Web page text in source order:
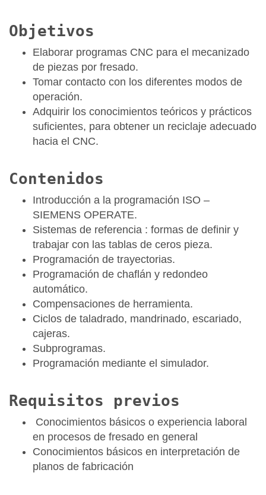
Objetivos
Elaborar programas CNC para el mecanizado
de piezas por fresado.
Tomar contacto con los diferentes modos de
operación.
Adquirir los conocimientos teóricos y prácticos
suficientes, para obtener un reciclaje adecuado
hacia el CNC.
Contenidos
Introducción a la programación ISO –
SIEMENS OPERATE.
Sistemas de referencia : formas de definir y
trabajar con las tablas de ceros pieza.
Programación de trayectorias.
Programación de chaflán y redondeo
automático.
Compensaciones de herramienta.
Ciclos de taladrado, mandrinado, escariado,
cajeras.
Subprogramas.
Programación mediante el simulador.
Requisitos previos
Conocimientos básicos o experiencia laboral
en procesos de fresado en general
Conocimientos básicos en interpretación de
planos de fabricación